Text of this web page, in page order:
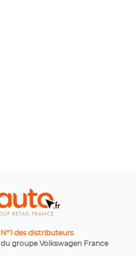
N°1 des distributeurs
du groupe Volkswagen France